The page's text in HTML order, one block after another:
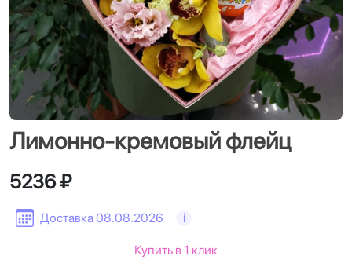
Лимонно-кремовый флейц
Доставка 08.08.2026 i
5236 ₽
Купить в 1 клик